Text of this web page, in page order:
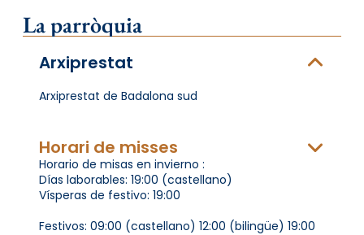
La parròquia
Arxiprestat
Arxiprestat de Badalona sud
Horari de misses
Horario de misas en invierno :
Días laborables: 19:00 (castellano)
Vísperas de festivo: 19:00
Festivos: 09:00 (castellano) 12:00 (bilingüe) 19:00